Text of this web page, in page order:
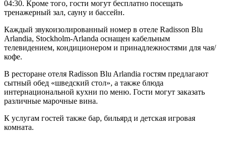
04:30. Кроме того, гости могут бесплатно посещать
тренажерный зал, сауну и бассейн.
Каждый звукоизолированный номер в отеле Radisson Blu
Arlandia, Stockholm-Arlanda оснащен кабельным
телевидением, кондиционером и принадлежностями для чая/
кофе.
В ресторане отеля Radisson Blu Arlandia гостям предлагают
сытный обед «шведский стол», а также блюда
интернациональной кухни по меню. Гости могут заказать
различные марочные вина.
К услугам гостей также бар, бильярд и детская игровая
комната.